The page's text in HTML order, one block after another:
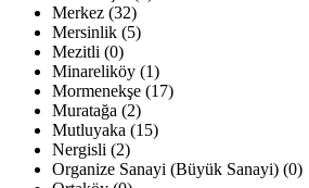
Merkez (32)
Mersinlik (5)
Mezitli (0)
Minareliköy (1)
Mormenekşe (17)
Muratağa (2)
Mutluyaka (15)
Nergisli (2)
Organize Sanayi (Büyük Sanayi) (0)